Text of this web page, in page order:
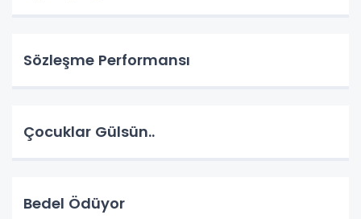
Sözleşme Performansı
Çocuklar Gülsün..
Bedel Ödüyor